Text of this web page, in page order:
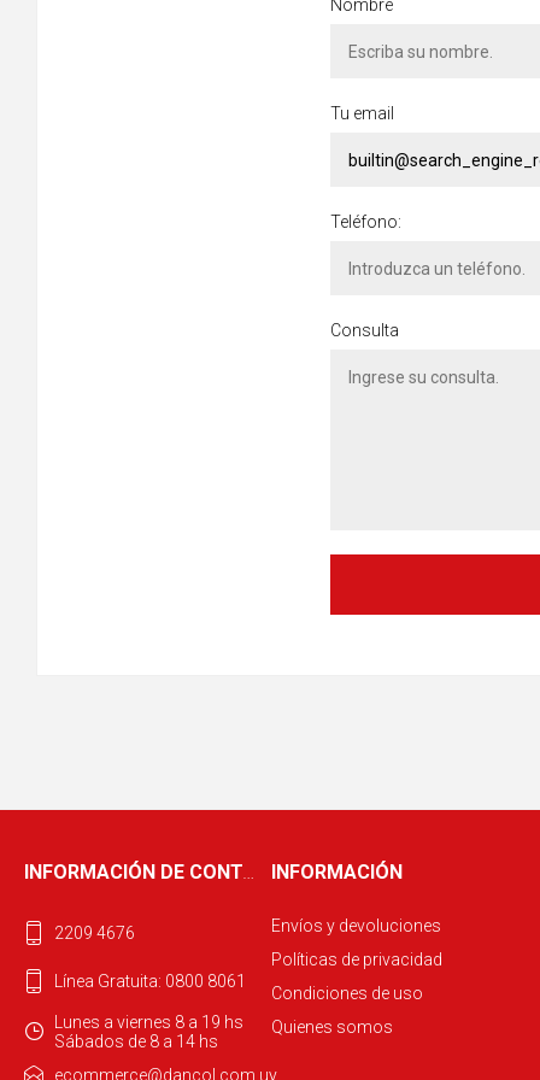
Nombre
Tu email
Teléfono:
Consulta
INFORMACIÓN DE CONTACTO
2209 4676
Línea Gratuita: 0800 8061
Lunes a viernes 8 a 19 hs
Sábados de 8 a 14 hs
ecommerce@dancol.com.uy
INFORMACIÓN
Envíos y devoluciones
Políticas de privacidad
Condiciones de uso
Quienes somos